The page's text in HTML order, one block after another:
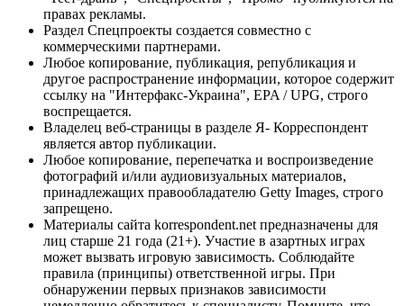
правах рекламы.
Раздел Спецпроекты создается совместно с
коммерческими партнерами.
Любое копирование, публикация, републикация и
другое распространение информации, которое содержит
ссылку на "Интерфакс-Украина", EPA / UPG, строго
воспрещается.
Владелец веб-страницы в разделе Я- Корреспондент
является автор публикации.
Любое копирование, перепечатка и воспроизведение
фотографий и/или аудиовизуальных материалов,
принадлежащих правообладателю Getty Images, строго
запрещено.
Материалы сайта korrespondent.net предназначены для
лиц старше 21 года (21+). Участие в азартных играх
может вызвать игровую зависимость. Соблюдайте
правила (принципы) ответственной игры. При
обнаружении первых признаков зависимости